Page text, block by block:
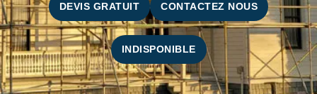
DEVIS GRATUIT CONTACTEZ NOUS
INDISPONIBLE